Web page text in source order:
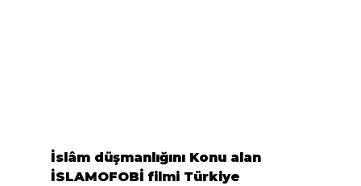
İslâm düşmanlığını Konu alan
İSLAMOFOBİ filmi Türkiye